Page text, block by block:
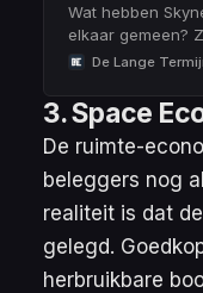
Wat hebben
elkaar gemeen?
onvermijdelijke
De Lange
3. Space
De ruimte-
beleggers nog
realiteit is dat
gelegd.
herbruikbare